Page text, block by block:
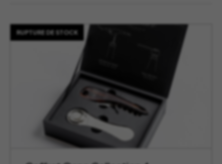
RUPTURE DE STOCK